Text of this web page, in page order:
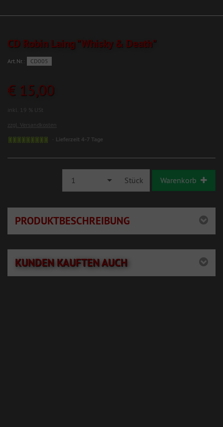
CD Robin Laing "Whisky & Death"
Art.Nr.: CD005
€ 15,00
inkl. 19 % USt
zzgl. Versandkosten
Lieferzeit 4-7 Tage
1 Stück Warenkorb
PRODUKTBESCHREIBUNG
KUNDEN KAUFTEN AUCH